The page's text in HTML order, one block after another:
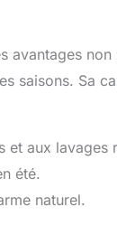
avantages
saisons. Sa
et aux lavages
été.
naturel.